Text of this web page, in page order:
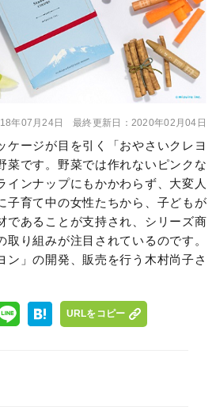
年07月24日 最終更新日： 2020年02月04日
ケージが目を引く「おやさいクレヨ
菜です。野菜では作れないピンクな
インナップにもかかわらず、大変人
子育て中の女性たちから、子どもが
であることが支持され、シリーズ商
取り組みが注目されているのです。
ン」の開発、販売を行う木村尚子さ
URLをコピー